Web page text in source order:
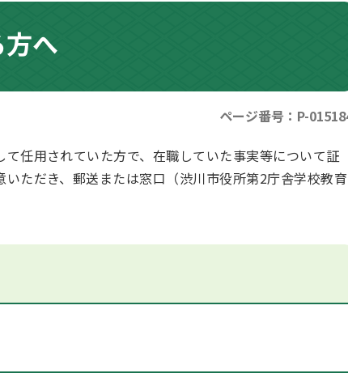
へ
ページ番号：P-
任用されていた方で、在職していた事実等について証
ただき、郵送または窓口（渋川市役所第2庁舎学校教育